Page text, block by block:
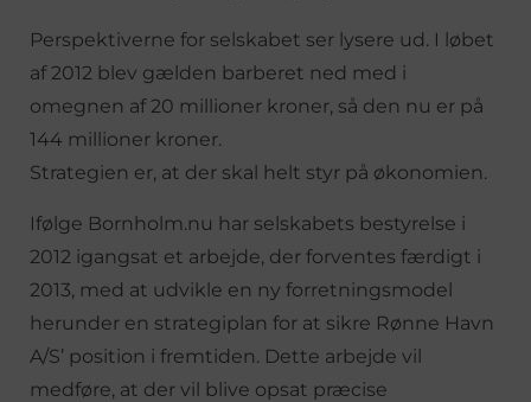
Perspektiverne for selskabet ser lysere ud. I løbet
af 2012 blev gælden barberet ned med i
omegnen af 20 millioner kroner, så den nu er på
144 millioner kroner.
Strategien er, at der skal helt styr på økonomien.
Ifølge Bornholm.nu har selskabets bestyrelse i
2012 igangsat et arbejde, der forventes færdigt i
2013, med at udvikle en ny forretningsmodel
herunder en strategiplan for at sikre Rønne Havn
A/S’ position i fremtiden. Dette arbejde vil
medføre, at der vil blive opsat præcise